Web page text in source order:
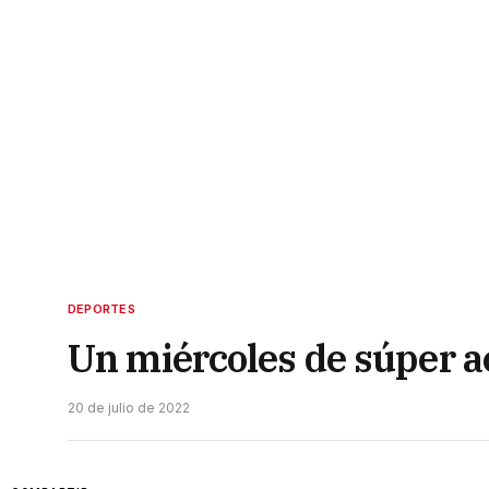
DEPORTES
Un miércoles de súper
20 de julio de 2022